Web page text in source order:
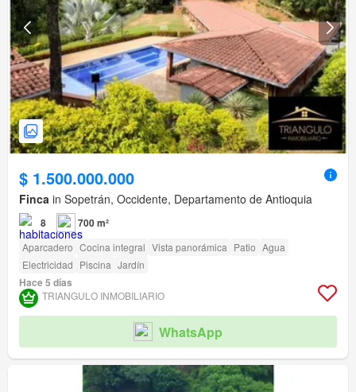
$ 1.500.000.000
Finca in Sopetrán, Occidente, Departamento de Antioquia
8 700 m²
Aparcadero Cocina integral Vista panorámica Patio Agua
Electricidad Piscina Jardín
Hace 5 días
TRIANGULO INMOBILIARIO
WhatsApp